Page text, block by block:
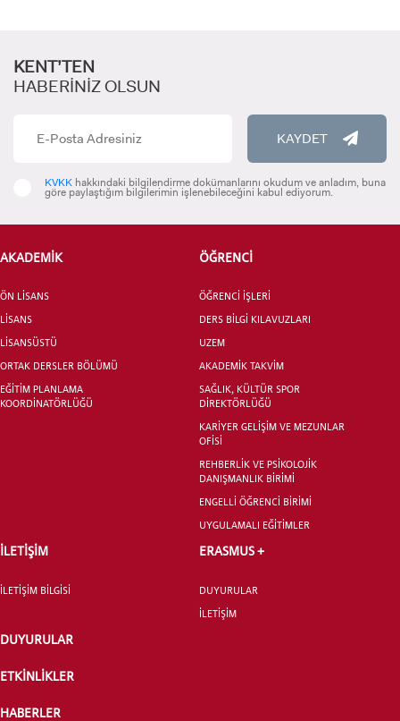
ADAY ÖĞRENCİ
LİSANSÜSTÜ EĞİTİM ENSTİTÜSÜ
KENT’TEN
HABERİNİZ OLSUN
KAYDET
KVKK hakkındaki bilgilendirme dokümanlarını okudum ve anladım, buna
göre paylaştığım bilgilerimin işlenebileceğini kabul ediyorum.
AKADEMİK
ÖN LİSANS
LİSANS
LİSANSÜSTÜ
ORTAK DERSLER BÖLÜMÜ
EĞİTİM PLANLAMA
KOORDİNATÖRLÜĞÜ
ÖĞRENCİ
ÖĞRENCİ İŞLERİ
DERS BİLGİ KILAVUZLARI
UZEM
AKADEMİK TAKVİM
SAĞLIK, KÜLTÜR SPOR
DİREKTÖRLÜĞÜ
KARİYER GELİŞİM VE MEZUNLAR
OFİSİ
REHBERLİK VE PSİKOLOJİK
DANIŞMANLIK BİRİMİ
ENGELLİ ÖĞRENCİ BİRİMİ
UYGULAMALI EĞİTİMLER
İLETİŞİM
İLETİŞİM BİLGİSİ
ERASMUS +
DUYURULAR
İLETİŞİM
DUYURULAR
ETKİNLİKLER
HABERLER